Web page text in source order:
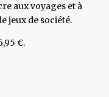
aux voyages et à
jeux de société.
€.